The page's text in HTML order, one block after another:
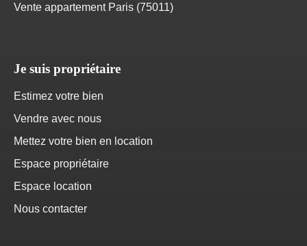
Vente appartement Paris (75011)
Je suis propriétaire
Estimez votre bien
Vendre avec nous
Mettez votre bien en location
Espace propriétaire
Espace location
Nous contacter